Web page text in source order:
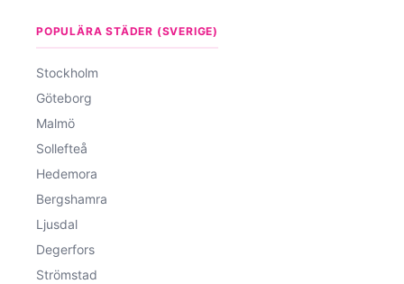
POPULÄRA STÄDER (SVERIGE)
Stockholm
Göteborg
Malmö
Sollefteå
Hedemora
Bergshamra
Ljusdal
Degerfors
Strömstad